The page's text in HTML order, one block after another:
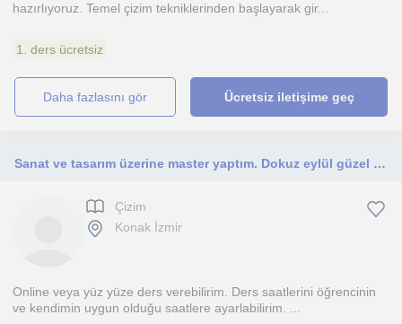
hazırlıyoruz. Temel çizim tekniklerinden başlayarak gir...
1. ders ücretsiz
daha fazlasını gör Ücretsiz iletişime geç
Sanat ve tasarım üzerine master yaptım. Dokuz eylül güzel sanatlar mezunuyum. Pedagojik formasyon eğitimimi dokuz eylülde aldım.
Çizim
Konak İzmir
Online veya yüz yüze ders verebilirim. Ders saatlerini öğrencinin
ve kendimin uygun olduğu saatlere ayarlabilirim. ...